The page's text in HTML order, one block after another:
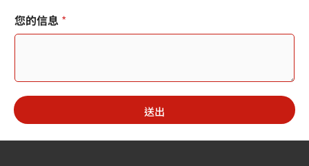
您的信息 *
送出